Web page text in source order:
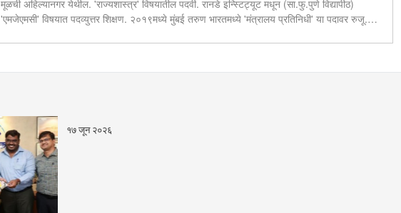
मूळची अहिल्यानगर येथील. 'राज्यशास्त्र' विषयातील पदवी. रानडे इन्स्टिट्यूट मधून (सा.फु.पुणे विद्यापीठ)
'एमजेएमसी' विषयात पदव्युत्तर शिक्षण. २०१९मध्ये मुंबई तरुण भारतमध्ये 'मंत्रालय प्रतिनिधी' या पदावर रुजू.
१७ जून २०२६